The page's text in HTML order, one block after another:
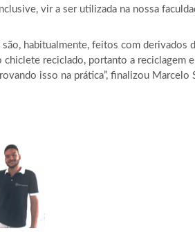
vir a ser utilizada na nossa
habitualmente, feitos com
chiclete reciclado, portanto a reciclagem
isso na prática”, finalizou Marcelo